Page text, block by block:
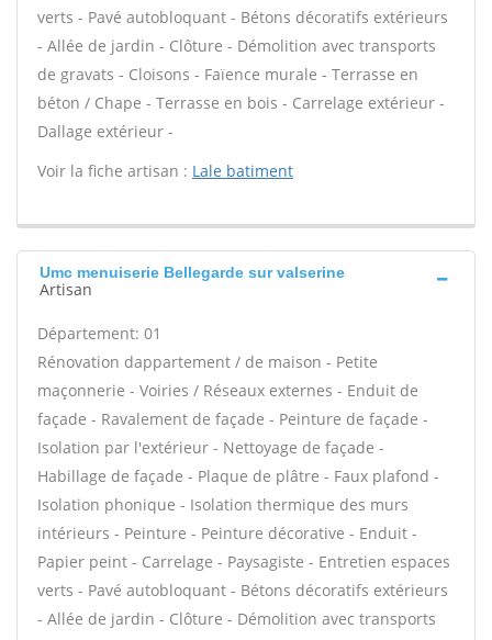
verts - Pavé autobloquant - Bétons décoratifs extérieurs
- Allée de jardin - Clôture - Démolition avec transports
de gravats - Cloisons - Faïence murale - Terrasse en
béton / Chape - Terrasse en bois - Carrelage extérieur -
Dallage extérieur -
Voir la fiche artisan : Lale batiment
Umc menuiserie Bellegarde sur valserine
Artisan
Département: 01
Rénovation dappartement / de maison - Petite
maçonnerie - Voiries / Réseaux externes - Enduit de
façade - Ravalement de façade - Peinture de façade -
Isolation par l'extérieur - Nettoyage de façade -
Habillage de façade - Plaque de plâtre - Faux plafond -
Isolation phonique - Isolation thermique des murs
intérieurs - Peinture - Peinture décorative - Enduit -
Papier peint - Carrelage - Paysagiste - Entretien espaces
verts - Pavé autobloquant - Bétons décoratifs extérieurs
- Allée de jardin - Clôture - Démolition avec transports